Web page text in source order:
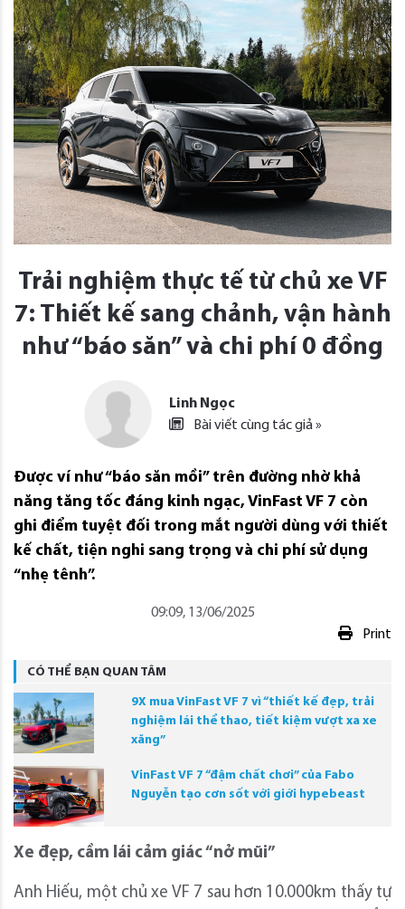
Trải nghiệm thực tế từ chủ xe VF
7: Thiết kế sang chảnh, vận hành
như “báo săn” và chi phí 0 đồng
Linh Ngọc
Bài viết cùng tác giả »
Được ví như “báo săn mồi” trên đường nhờ khả
năng tăng tốc đáng kinh ngạc, VinFast VF 7 còn
ghi điểm tuyệt đối trong mắt người dùng với thiết
kế chất, tiện nghi sang trọng và chi phí sử dụng
“nhẹ tênh”.
09:09, 13/06/2025
Print
CÓ THỂ BẠN QUAN TÂM
9X mua VinFast VF 7 vì “thiết kế đẹp, trải
nghiệm lái thể thao, tiết kiệm vượt xa xe
xăng”
VinFast VF 7 “đậm chất chơi” của Fabo
Nguyễn tạo cơn sốt với giới hypebeast
Xe đẹp, cầm lái cảm giác “nở mũi”
Anh Hiếu, một chủ xe VF 7 sau hơn 10.000km thấy tự